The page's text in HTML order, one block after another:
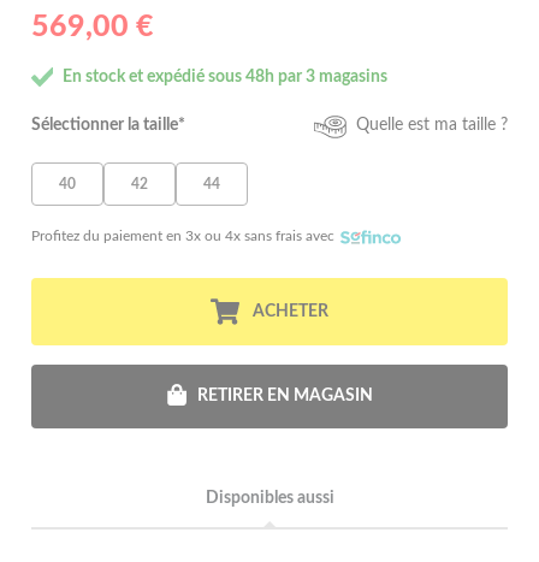
569,00 €
En stock et expédié sous 48h par 3 magasins
Sélectionner la taille* Quelle est ma taille ?
40 42 44
Profitez du paiement en 3x ou 4x sans frais avec
ACHETER
RETIRER EN MAGASIN
Disponibles aussi